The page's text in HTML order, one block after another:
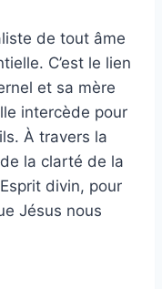
de tout âme
C’est le lien
et sa mère
intercède pour
À travers la
la clarté de la
divin, pour
Jésus nous